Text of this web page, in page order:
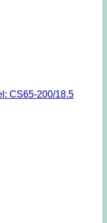
CS65-200/18.5